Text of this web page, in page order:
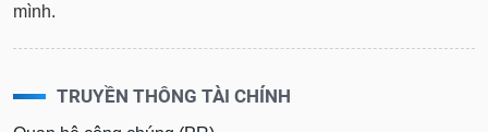
mình.
TRUYỀN THÔNG TÀI CHÍNH